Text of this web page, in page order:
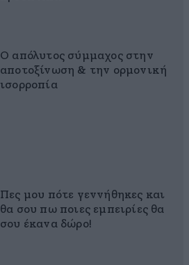
Ο απόλυτος σύμμαχος στην
αποτοξίνωση & την ορμονική
ισορροπία
Πες μου πότε γεννήθηκες και
θα σου πω ποιες εμπειρίες θα
σου έκανα δώρο!